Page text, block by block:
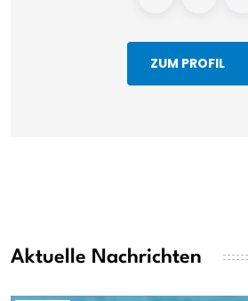
ZUM PROFIL
Aktuelle Nachrichten